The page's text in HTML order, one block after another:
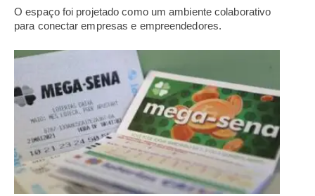
O espaço foi projetado como um ambiente colaborativo
para conectar empresas e empreendedores.